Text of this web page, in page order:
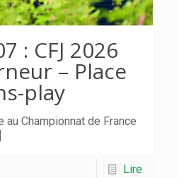
: CFJ 2026
– Place
play
Championnat de France
Lire